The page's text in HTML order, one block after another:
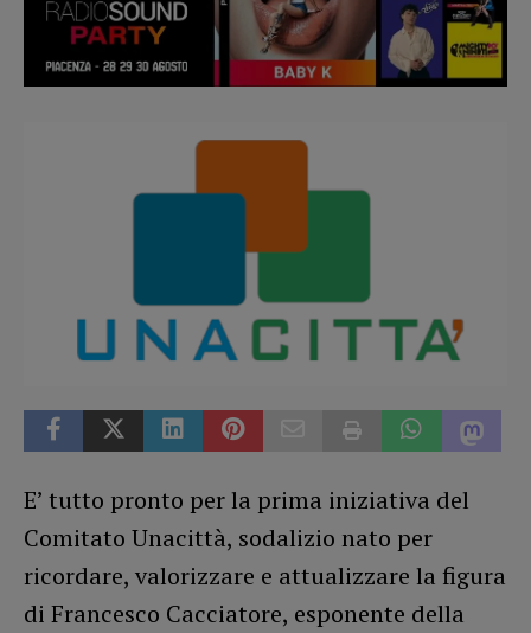
E’ tutto pronto per la prima iniziativa del
Comitato Unacittà, sodalizio nato per
ricordare, valorizzare e attualizzare la figura
di Francesco Cacciatore, esponente della